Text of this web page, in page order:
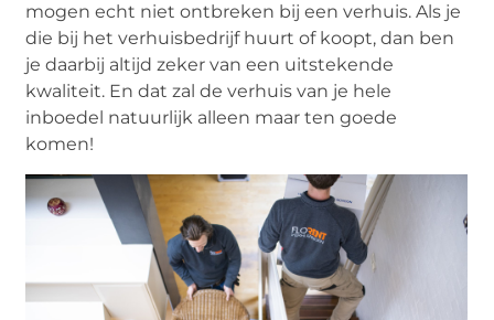
mogen echt niet ontbreken bij een verhuis. Als je
die bij het verhuisbedrijf huurt of koopt, dan ben
je daarbij altijd zeker van een uitstekende
kwaliteit. En dat zal de verhuis van je hele
inboedel natuurlijk alleen maar ten goede
komen!